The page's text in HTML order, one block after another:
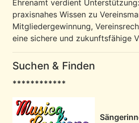
Ehrenamt verdient
praxisnahes Wissen zu
Mitgliedergewinnung,
eine sichere und zukunftsfähige
Suchen & Finden
************